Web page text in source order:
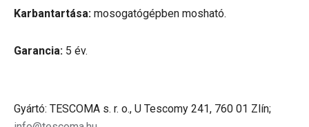
Karbantartása: mosogatógépben mosható.
Garancia: 5 év.
Gyártó: TESCOMA s. r. o., U Tescomy 241, 760 01 Zlín;